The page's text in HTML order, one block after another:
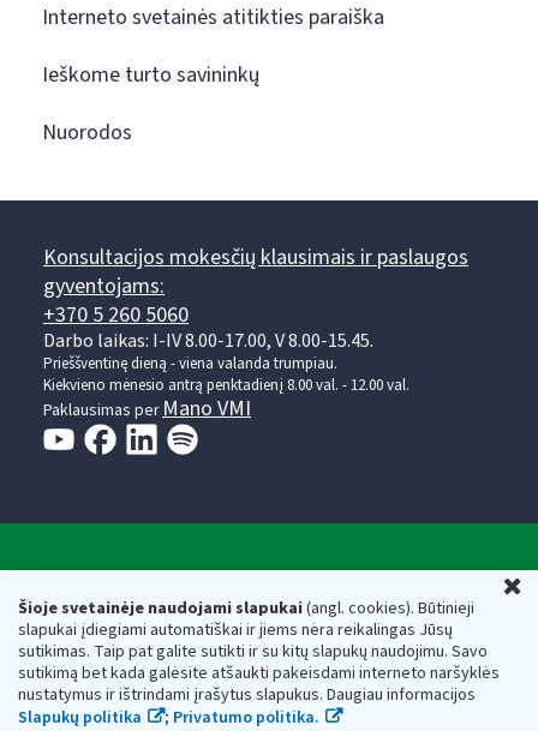
Šioje svetainėje naudojami slapukai(angl. cookies). Būtinieji
slapukai įdiegiami automatiškai ir jiems nėra reikalingas Jūsų
sutikimas. Taip pat galite sutikti ir su kitų slapukų naudojimu. Savo
sutikimą bet kada galėsite atšaukti pakeisdami interneto naršyklės
nustatymus ir ištrindami įrašytus slapukus. Daugiau informacijos
Slapukų politika
; Privatumo politika.
Interneto svetainės atitikties paraiška
Ieškome turto savininkų
Nuorodos
Konsultacijos mokesčių klausimais ir paslaugos
gyventojams:
+370 5 260 5060
Darbo laikas: I-IV 8.00-17.00, V 8.00-15.45.
Prieššventinę dieną - viena valanda trumpiau.
Kiekvieno mėnesio antrą penktadienį 8.00 val. - 12.00 val.
Paklausimas per Mano VMI
Respublikos finansų ministerijos
Biudžetinė įstaiga. Juridinio asmens kodas — 188659752,
adresas: Vasario 16-osios g. 14, 01107 Vilnius, Lietuva, el.paštas:
vmi@vmi.lt, E. pristatymo dėžutės adresas 188659752
Duomenys apie Valstybinę mokesčių inspekciją prie Lietuvos
Respublikos finansų ministerijos kaupiami ir saugomi Juridinių